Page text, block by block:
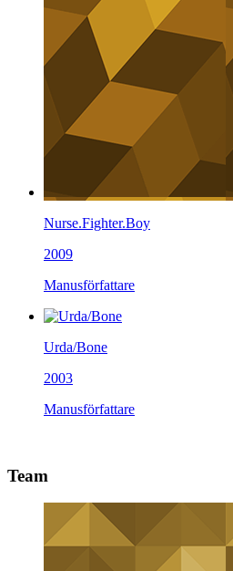
Nurse.Fighter.Boy
2009
Manusförfattare
Urda/Bone
2003
Manusförfattare
Team